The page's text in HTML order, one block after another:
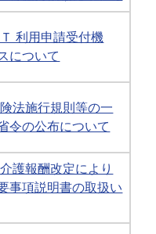
Ｔ 利用申請受付機
について
法施行規則等の一
令の公布について
護報酬改定により
事項説明書の取扱い